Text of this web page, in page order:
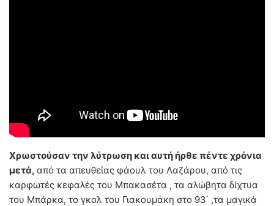
Χρωστούσαν την λύτρωση και αυτή ήρθε πέντε χρόνια
μετά, από τα απευθείας φάουλ του Λαζάρου, από τις
καρφωτές κεφαλές του Μπακασέτα , τα αλώβητα δίχτυα
του Μπάρκα, το γκολ του Γιακουμάκη στο 93΄ ,τα μαγικά